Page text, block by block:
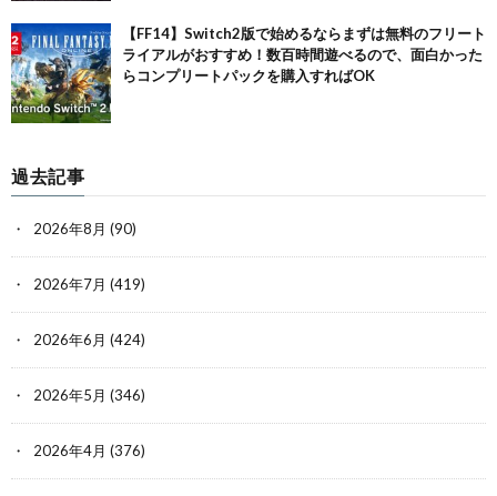
【FF14】Switch2版で始めるならまずは無料のフリート
ライアルがおすすめ！数百時間遊べるので、面白かった
らコンプリートパックを購入すればOK
過去記事
2026年8月 (90)
2026年7月 (419)
2026年6月 (424)
2026年5月 (346)
2026年4月 (376)